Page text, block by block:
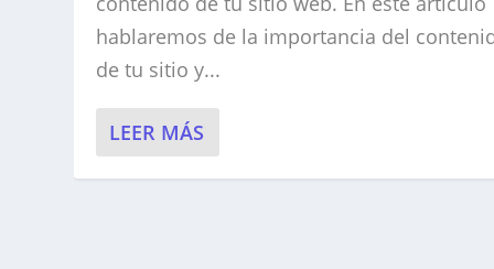
hablaremos de la importancia del
de tu sitio y...
LEER MÁS